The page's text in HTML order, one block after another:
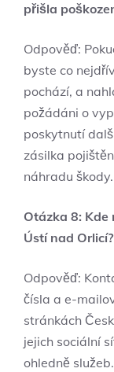
přišla
Odpověď:
byste co
pochází, a
požádáni o
poskytnutí
zásilka
náhradu škody.
Otázka 8:
Ústí nad Orlicí?
Odpověď:
čísla a e-
stránkách
jejich sociální
ohledně služeb.